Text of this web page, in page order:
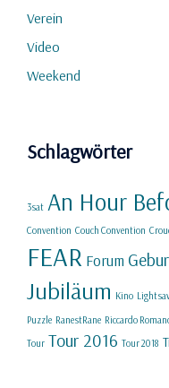
Verein
Video
Weekend
Schlagwörter
3sat An Hour
Convention Couch Convention
FEAR Forum
Jubiläum Kino
Puzzle RanestRane Riccardo
Tour Tour 2016 Tour 2018